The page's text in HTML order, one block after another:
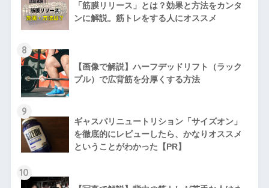
「筋膜リリース」とは？効果と方法をカンタ
ンに解説。筋トレをする人にオススメ
8
【画像で解説】ハーフデッドリフト（ラック
プル）で広背筋を分厚くする方法
9
ギャスパリニュートリション「サイズオン」
を徹底的にレビューしたら、かなりオススメ
ということがわかった【PR】
10